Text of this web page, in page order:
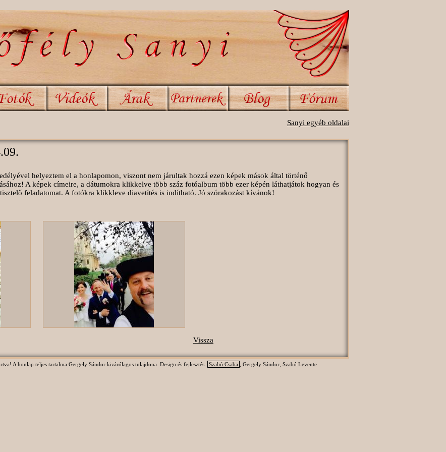
Sanyi egyéb oldalai
helyeztem el a honlapomon, viszont nem járultak hozzá ezen képek mások által történő
A képek címeire, a dátumokra klikkelve több száz fotóalbum több ezer képén láthatjátok hogyan és
feladatomat. A fotókra klikkleve diavetítés is indítható. Jó szórakozást kívánok!
Vissza
A honlap teljes tartalma Gergely Sándor kizárólagos tulajdona. Design és fejlesztés: Szabó Csaba , Gergely Sándor, Szabó Levente